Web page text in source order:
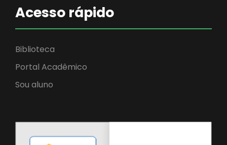
Acesso rápido
Biblioteca
Portal Acadêmico
Sou aluno